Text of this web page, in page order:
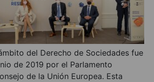
del Derecho de Sociedades fue
de 2019 por el Parlamento
de la Unión Europea. Esta